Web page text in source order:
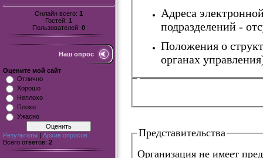
Онлайн всего: 1
Гостей: 1
Пользователей: 0
Наш опрос
Оцените мой сайт
Отлично
Хорошо
Неплохо
Плохо
Ужасно
Результаты | Архив опросов
Всего ответов: 2
Адреса
подразделений -
Положения о
органах
Представительства
Организация не имеет